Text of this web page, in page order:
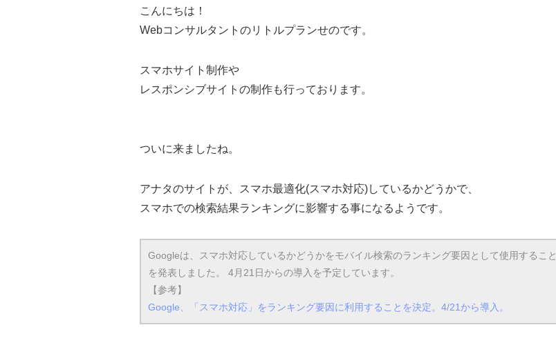
こんにちは！
Webコンサルタントのリトルプランせのです。
スマホサイト制作や
レスポンシブサイトの制作も行っております。
ついに来ましたね。
アナタのサイトが、スマホ最適化(スマホ対応)しているかどうかで、
スマホでの検索結果ランキングに影響する事になるようです。
Googleは、スマホ対応しているかどうかをモバイル検索のランキング要因として使用すること
を発表しました。 4月21日からの導入を予定しています。
【参考】
Google、「スマホ対応」をランキング要因に利用することを決定。4/21から導入。